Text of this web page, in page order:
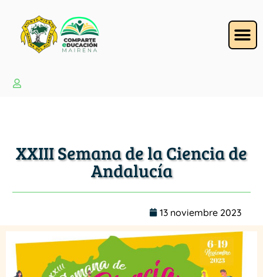
XXIII Semana de la Ciencia de
Andalucía
13 noviembre 2023